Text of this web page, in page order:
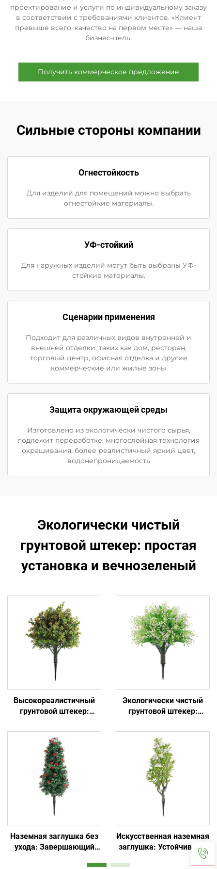
проектирование и услуги по индивидуальному заказу
в соответствии с требованиями клиентов. «Клиент
превыше всего, качество на первом месте» — наша
бизнес-цель.
Получить коммерческое предложение
Сильные стороны компании
Огнестойкость
Для изделий для помещений можно выбрать
огнестойкие материалы.
УФ-стойкий
Для наружных изделий могут быть выбраны УФ-
стойкие материалы.
Сценарии применения
Подходит для различных видов внутренней и
внешней отделки, таких как дом, ресторан,
торговый центр, офисная отделка и другие
коммерческие или жилые зоны
Защита окружающей среды
Изготовлено из экологически чистого сырья,
подлежит переработке, многослойная технология
окрашивания, более реалистичный яркий цвет,
водонепроницаемость
Экологически чистый
грунтовой штекер: простая
установка и вечнозеленый
Высокореалистичный
грунтовой штекер:
сада/коммерческого
ландшафта
Экологически чистый
грунтовой штекер:
вечнозеленый
Наземная заглушка без
ухода: Завершающий
Искусственная наземная
заглушка: Устойчивая к
солнцу и дождю, не